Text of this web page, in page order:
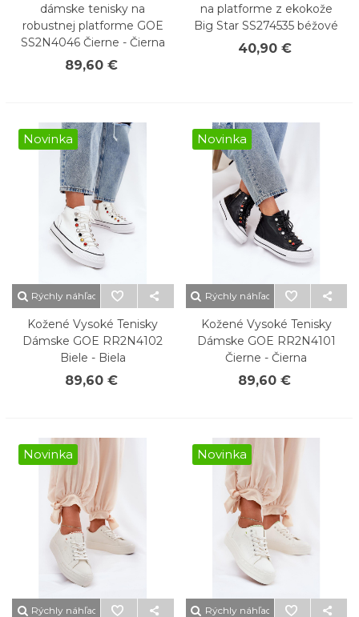
dámske tenisky na
robustnej platforme GOE
SS2N4046 Čierne - Čierna
89,60 €
na platforme z ekokože
Big Star SS274535 béžové
40,90 €
Novinka
Rýchly náhľad
Kožené Vysoké Tenisky
Dámske GOE RR2N4102
Biele - Biela
89,60 €
Novinka
Rýchly náhľad
Kožené Vysoké Tenisky
Dámske GOE RR2N4101
Čierne - Čierna
89,60 €
Novinka
Rýchly náhľad
Novinka
Rýchly náhľad